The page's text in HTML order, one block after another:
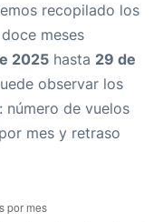
recopilado los
meses
2025 hasta 29 de
observar los
número de vuelos
mes y retraso